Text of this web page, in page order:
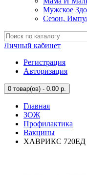
Мужское
Сезон,
Личный кабинет
Регистрация
Авторизация
0 товар(ов) - 0.00 р.
Главная
ЗОЖ
Профилактика
Вакцины
ХАВРИКС